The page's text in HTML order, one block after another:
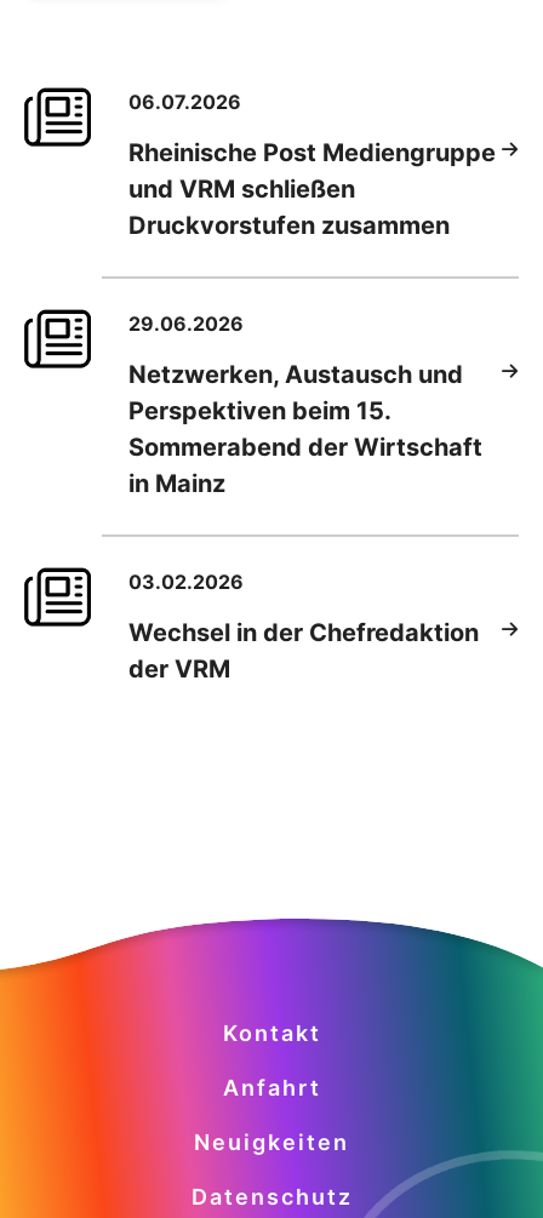
06.07.2026
Rheinische Post Mediengruppe
und VRM schließen
Druckvorstufen zusammen
29.06.2026
Netzwerken, Austausch und
Perspektiven beim 15.
Sommerabend der Wirtschaft
in Mainz
03.02.2026
Wechsel in der Chefredaktion
der VRM
Kontakt
Anfahrt
Neuigkeiten
Datenschutz